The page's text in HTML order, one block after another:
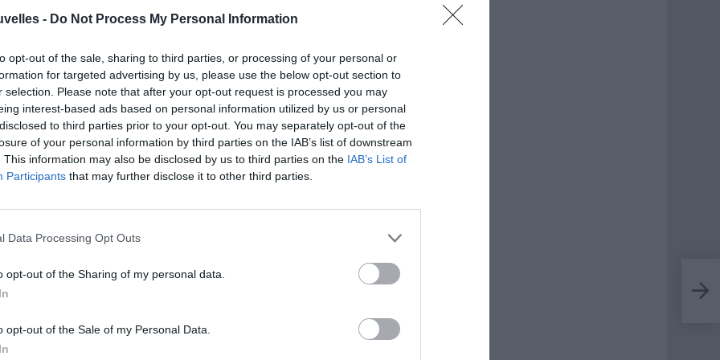
- Do Not Process My Personal Information
opt-out of the sale, sharing to third parties, or processing of your personal or
for targeted advertising by us, please use the below opt-out section to
selection. Please note that after your opt-out request is processed you may
interest-based ads based on personal information utilized by us or personal
to third parties prior to your opt-out. You may separately opt-out of the
of your personal information by third parties on the IAB’s list of downstream
This information may also be disclosed by us to third parties on the IAB’s List of
Participants that may further disclose it to other third parties.
Data Processing Opt Outs
opt-out of the Sharing of my personal data.
opt-out of the Sale of my Personal Data.
des richesses, des inégalités sociales et
brandissaient des statuettes de la Vierge
bras.
prononcées en anglais et en tagalog, a
» dans toute l’Asie ». « C’est un don
une vocation! »
pratiquent un catholicisme
que 3,2% de la population de la
lui a répondu: «oui, s’il vous plait, envoyez-
demain avec vous, mais pas pour Rome!
les prisons, les hôpitaux, le monde de
de la culture, de l’éducation et des